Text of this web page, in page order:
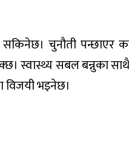
सकिनेछ। चुनौती
स्वास्थ्य सबल बन्नुका
विजयी भइनेछ।